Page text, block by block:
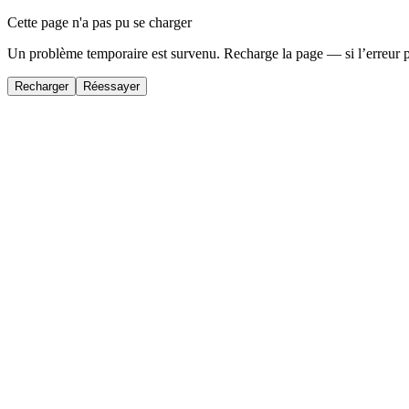
Cette page n'a pas pu se charger
Un problème temporaire est survenu. Recharge la page — si
Recharger Réessayer